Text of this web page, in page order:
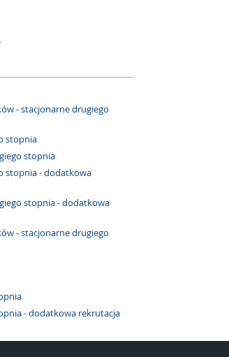
- stacjonarne drugiego
stopnia
stopnia
stopnia - dodatkowa
stopnia - dodatkowa
- stacjonarne drugiego
- dodatkowa rekrutacja